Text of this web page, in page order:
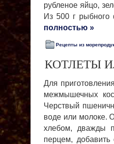
рубленое яйцо,
Из 500 г рыбного
полностью »
Рецепты из
КОТЛЕТЫ
Для
межмышечных
Черствый
воде или молоке.
хлебом, дважды
перцем,